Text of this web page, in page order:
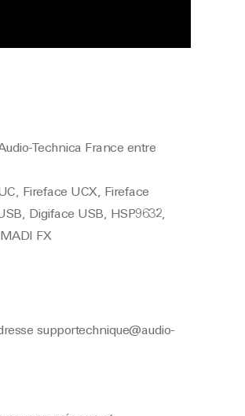
Technica France entre
Fireface UCX, Fireface
Digiface USB, HSP9632,
FX
supportechnique@audio-